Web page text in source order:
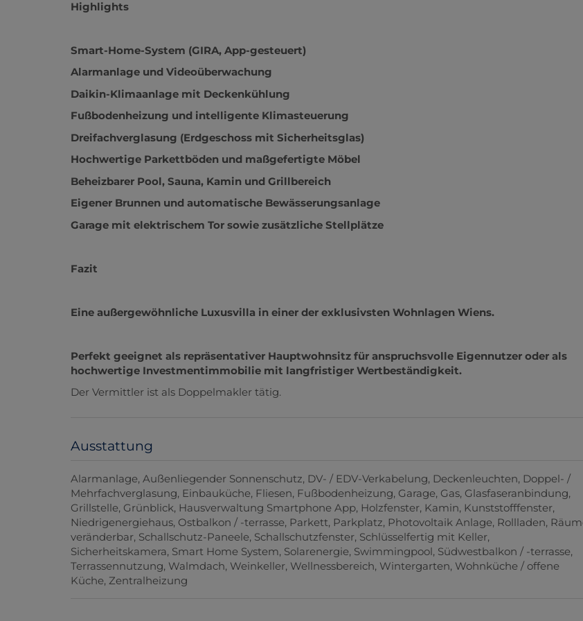
Perfekt geeignet als repräsentativer Hauptwohnsitz für anspruchsvolle Eigennutzer oder als
Ausstattung
Alarmanlage Außenliegender Sonnenschutz DV- / EDV-Verkabelung Deckenleuchten Doppel- /
Mehrfachverglasung Einbauküche Fliesen Fußbodenheizung Garage Gas Glasfaseranbindung
Grillstelle Grünblick Hausverwaltung Smartphone App Holzfenster Kamin Kunststofffenster
Niedrigenergiehaus Ostbalkon / -terrasse Parkett Parkplatz Photovoltaik Anlage Rollladen Räume
veränderbar Schallschutz-Paneele Schallschutzfenster Schlüsselfertig mit Keller
Sicherheitskamera Smart Home System